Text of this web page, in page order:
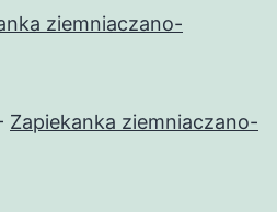
ziemniaczano-
Zapiekanka ziemniaczano-